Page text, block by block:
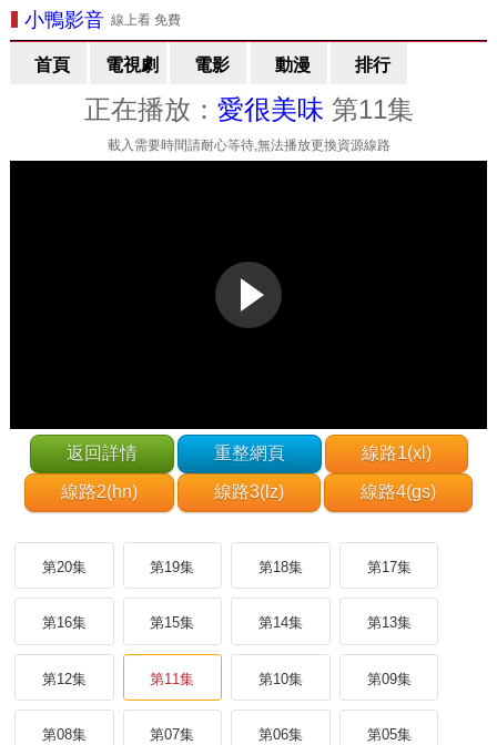
小鴨影音線上看 免費
首頁 電視劇 電影 動漫 排行
正在播放： 愛很美味 第11集
載入需要時間請耐心等待,無法播放更換資源線路
返回詳情 重整網頁 線路1(xl)
線路2(hn) 線路3(lz) 線路4(gs)
第20集 第19集 第18集 第17集
第16集 第15集 第14集 第13集
第12集 第11集 第10集 第09集
第08集 第07集 第06集 第05集